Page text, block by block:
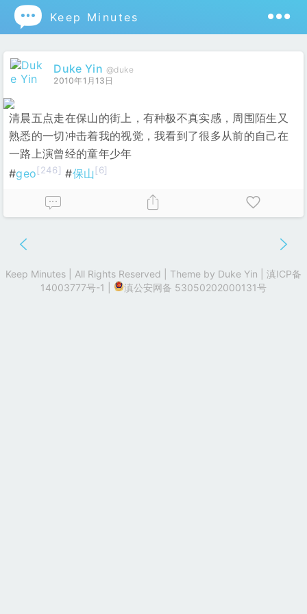
 Keep Minutes
Duke Yin @duke
2010年1月13日
清晨五点走在保山的街上，有种极不真实感，周围陌生又
熟悉的一切冲击着我的视觉，我看到了很多从前的自己在
一路上演曾经的童年少年
#geo[246] #保山[6]
Keep Minutes | All Rights Reserved | Theme by Duke Yin
滇ICP备
14003777号-1
滇公安网备 53050202000131号